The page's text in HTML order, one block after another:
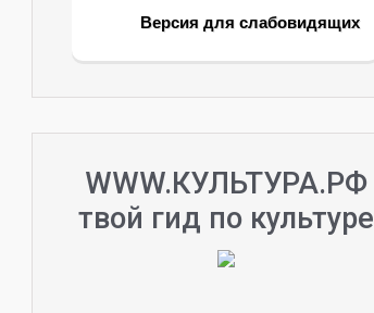
Версия для слабовидящих
WWW.КУЛЬТУРА.РФ
твой гид по культуре